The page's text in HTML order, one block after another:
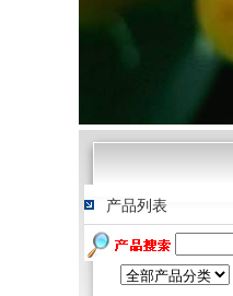
产品列表